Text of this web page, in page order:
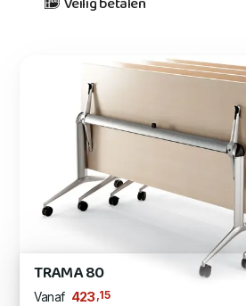
TRAMA 80
Vanaf 423,15